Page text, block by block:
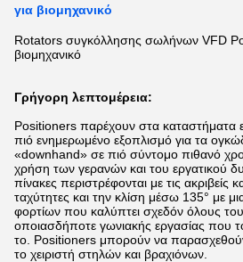
για βιομηχανικό
Rotators συγκόλλησης σωλήνων VFD
βιομηχανικό
Γρήγορη λεπτομέρεια:
Positioners παρέχουν στα καταστήματα
πιό ενημερωμένο εξοπλισμό για τα
«downhand» σε πιό σύντομο πιθανό
χρήση των γερανών και του εργατικού
πίνακες περιστρέφονται με τις ακριβείς
ταχύτητες και την κλίση μέσω 135° με
φορτίων που καλύπτει σχεδόν όλους
οποιασδήποτε γωνιακής εργασίας που
το. Positioners μπορούν να
το χειριστή στηλών και βραχιόνων.